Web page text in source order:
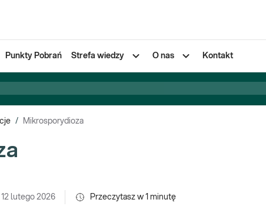
Punkty Pobrań Strefa wiedzy O nas Kontakt
/ Mikrosporydioza
12 lutego 2026 Przeczytasz w 1 minutę